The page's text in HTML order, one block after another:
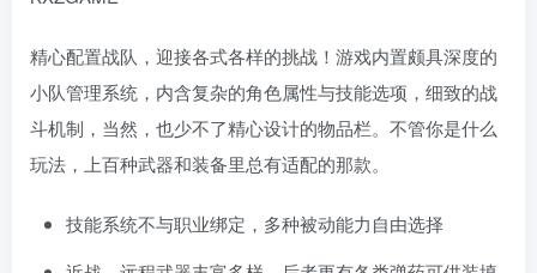
精心配置战队，迎接各式各样的挑战！游戏内置颇具深度的
小队管理系统，内含复杂的角色属性与技能选项，细致的战
斗机制，当然，也少不了精心设计的物品栏。不管你是什么
玩法，上百种武器和装备里总有适配的那款。
技能系统不与职业绑定，多种被动能力自由选择